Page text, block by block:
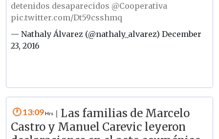
detenidos desaparecidos @Cooperativa
pic.twitter.com/Dt59csshmq
— Nathaly Álvarez (@nathaly_alvarez) December
23, 2016
13:09
Las familias de Marcelo
Castro y Manuel Carevic leyeron